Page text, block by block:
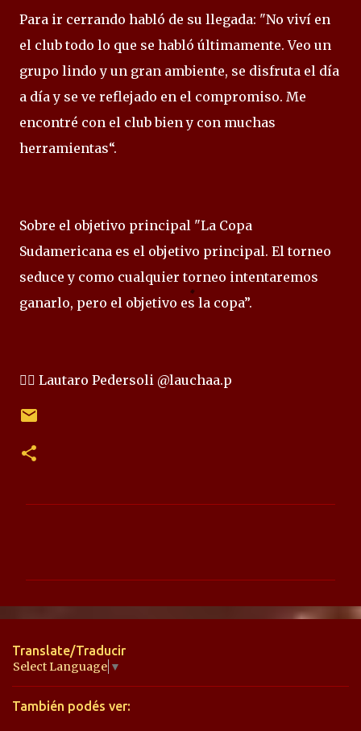
Para ir cerrando habló de su llegada: "No viví en
el club todo lo que se habló últimamente. Veo un
grupo lindo y un gran ambiente, se disfruta el día
a día y se ve reflejado en el compromiso. Me
encontré con el club bien y con muchas
herramientas“.
Sobre el objetivo principal "La Copa
Sudamericana es el objetivo principal. El torneo
seduce y como cualquier torneo intentaremos
ganarlo, pero el objetivo es la copa”.
✍🏻 Lautaro Pedersoli @lauchaa.p
n
a
r
i
Translate/Traducir
Select Language ▼
También podés ver: